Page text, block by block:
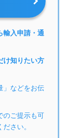
輸入申請・通
け知りたい方
」などをお伝
のご提示も可
さい。